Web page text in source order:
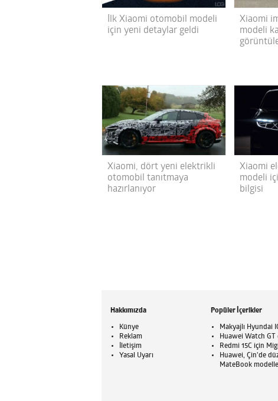
İlk Xiaomi otomobil modeli
için yeni detaylar geldi
Xiaomi
modeli
Xiaomi, dört yeni elektrikli
otomobil tanıtmaya
hazırlanıyor
Xiaomi
modeli
bilgisi
Hakkımızda
Künye
Reklam
İletişim
Yasal Uyarı
Popüler İçerikler
Makyajlı Hyundai
Huawei Watch
Redmi 15C için
Huawei, Çin'de
MateBook